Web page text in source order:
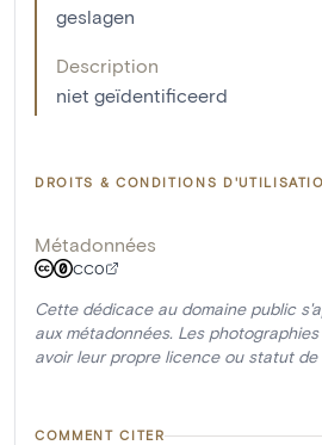
geslagen
Description
niet geïdentificeerd
DROITS & CONDITIONS
Métadonnées
CC0
Cette dédicace au domaine public
aux métadonnées. Les
avoir leur propre licence ou statut de
COMMENT CITER